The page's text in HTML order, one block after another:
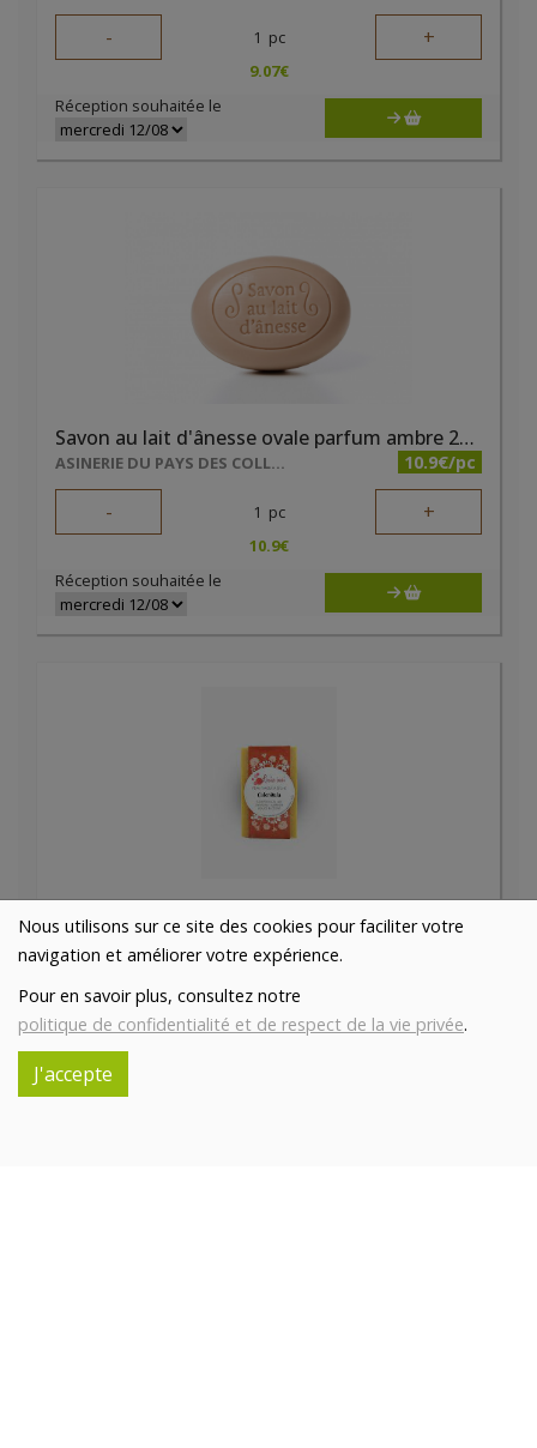
Nous utilisons sur ce site des cookies pour faciliter votre
navigation et améliorer votre expérience.
Pour en savoir plus, consultez notre
politique de confidentialité et de respect de la vie privée.
J'accepte
- 1 pc +
9.07€
Réception souhaitée le
Savon au lait d'ânesse ovale parfum ambre 200g
ASINERIE DU PAYS DES COLLINES SRL 10.9€/pc
- 1 pc +
10.9€
Réception souhaitée le
LOUISE EMOI 5.3€/pc
- pc
5.3€
Réception souhaitée le